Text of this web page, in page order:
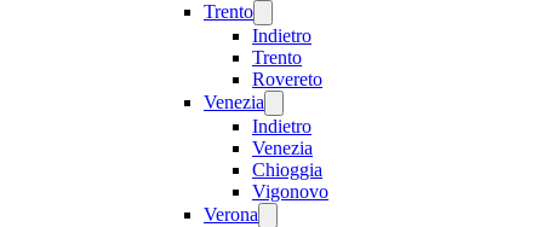
Trento
Indietro
Trento
Rovereto
Venezia
Indietro
Venezia
Chioggia
Vigonovo
Verona